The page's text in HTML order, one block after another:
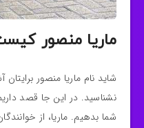
ماریا منصور
شاید نام ماریا منصور
نشناسید. در این جا قصد
شما بدهیم. ماریا، از